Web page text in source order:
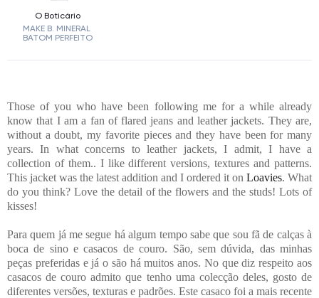
Those of you who have been following me for a while already
know that I am a fan of flared jeans and leather jackets. They are,
without a doubt, my favorite pieces and they have been for many
years. In what concerns to leather jackets, I admit, I have a
collection of them.. I like different versions, textures and patterns.
This jacket was the latest addition and I ordered it on Loavies. What
do you think? Love the detail of the flowers and the studs! Lots of
kisses!
Para quem já me segue há algum tempo sabe que sou fã de calças à
boca de sino e casacos de couro. São, sem dúvida, das minhas
peças preferidas e já o são há muitos anos. No que diz respeito aos
casacos de couro admito que tenho uma colecção deles, gosto de
diferentes versões, texturas e padrões. Este casaco foi a mais recente